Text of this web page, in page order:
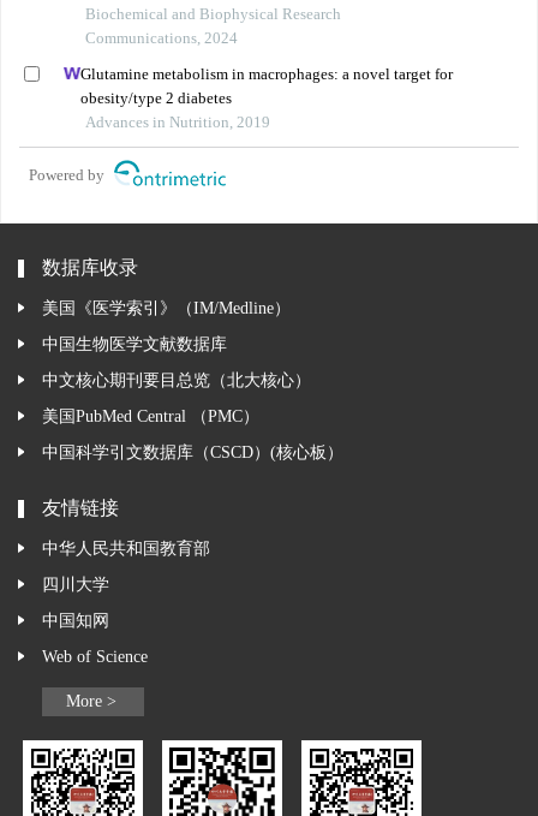
Biochemical and Biophysical Research
Communications, 2024
Glutamine metabolism in macrophages: a novel target for
obesity/type 2 diabetes
Advances in Nutrition, 2019
Powered by
数据库收录
美国《医学索引》（IM/Medline）
中国生物医学文献数据库
中文核心期刊要目总览（北大核心）
美国PubMed Central （PMC）
中国科学引文数据库（CSCD）(核心板）
友情链接
中华人民共和国教育部
四川大学
中国知网
Web of Science
More >